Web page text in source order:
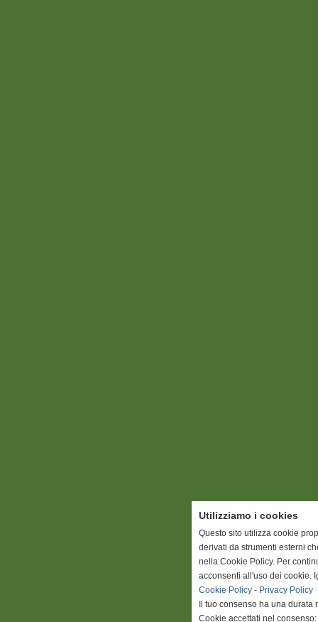
Utilizziamo i cookies
Questo sito utilizza cookie
derivati da strumenti esterni
nella Cookie Policy. Per
acconsenti all'uso dei cookie.
Cookie Policy - Privacy Policy
Il tuo consenso ha una durata
Cookie accettati nel